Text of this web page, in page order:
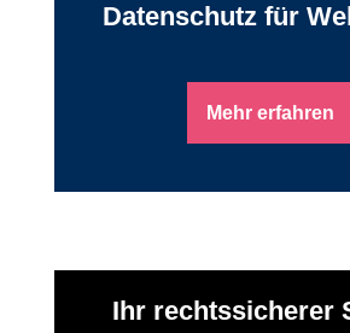
Datenschutz für
Mehr erfahren
Ihr rechtssicherer